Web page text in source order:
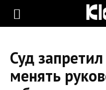
KLOOP.KG
Суд
менять